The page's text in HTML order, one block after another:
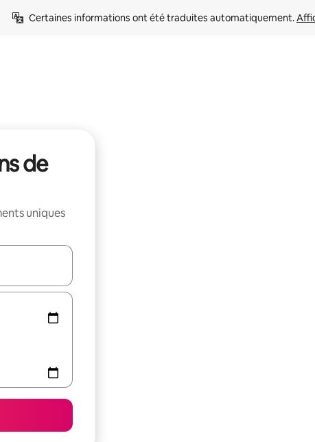
Certaines informations ont été traduites automatiquement.
de
uniques
les flèches vers le haut et vers le bas pour les parcourir ou en